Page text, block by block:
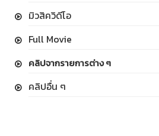
มิวสิควิดีโอ
Full Movie
คลิปจากรายการต่าง ๆ
คลิปอื่น ๆ